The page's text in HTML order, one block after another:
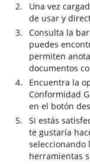
Una vez
de usar y
Consulta la
puedes
permiten
documentos
Encuentra la
Conformidad
en el botón
Si estás
te gustaría
herramientas